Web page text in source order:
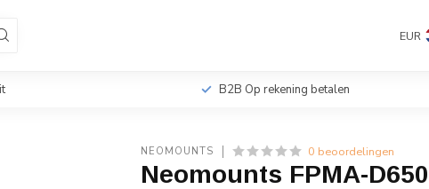
EUR
B2B Op rekening betalen
NEOMOUNTS 0 beoordelingen
Neomounts FPMA-